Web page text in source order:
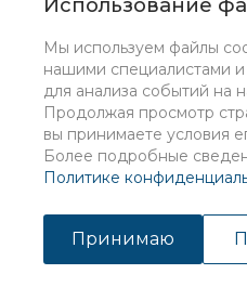
Мы используем файлы
нашими специалистами
для анализа событий на
Продолжая просмотр
вы принимаете условия
Более подробные
Политике
Принимаю